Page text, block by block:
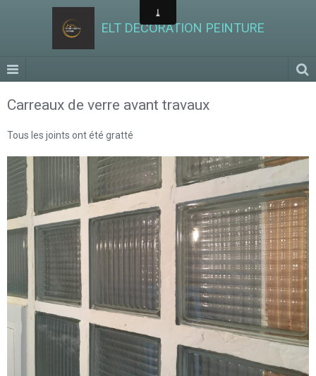
ELT DECORATION PEINTURE
Carreaux de verre avant travaux
Tous les joints ont été gratté